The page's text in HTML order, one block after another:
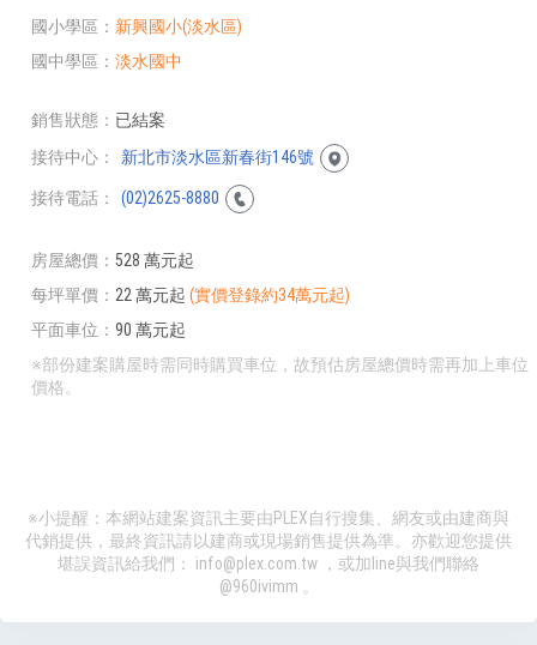
國小學區
新興國小(淡水區)
國中學區
淡水國中
銷售狀態
已結案
接待中心
新北市淡水區新春街146號
接待電話 (02)2625-8880
房屋總價
528 萬元起
每坪單價
22 萬元起(實價登錄約34萬元起)
平面車位
90 萬元起
※部份建案購屋時需同時購買車位，故預估房屋總價時需再加上車位
價格。
※小提醒：本網站建案資訊主要由PLEX自行搜集、網友或由建商與
代銷提供，最終資訊請以建商或現場銷售提供為準。亦歡迎您提供
堪誤資訊給我們： info@plex.com.tw ，或加line與我們聯絡
@960ivimm 。